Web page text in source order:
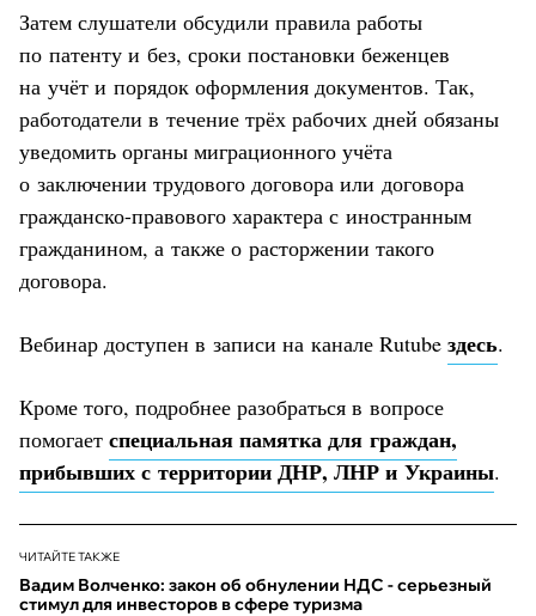
Затем слушатели обсудили правила работы
по патенту и без, сроки постановки беженцев
на учёт и порядок оформления документов. Так,
работодатели в течение трёх рабочих дней обязаны
уведомить органы миграционного учёта
о заключении трудового договора или договора
гражданско-правового характера с иностранным
гражданином, а также о расторжении такого
договора.
Вебинар доступен в записи на канале Rutube здесь.
Кроме того, подробнее разобраться в вопросе
помогает специальная памятка для граждан,
прибывших с территории ДНР, ЛНР и Украины.
ЧИТАЙТЕ ТАКЖЕ
Вадим Волченко: закон об обнулении НДС - серьезный
стимул для инвесторов в сфере туризма